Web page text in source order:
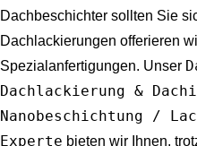
Dachbeschichter sollten Sie
Dachlackierungen offerieren
Spezialanfertigungen. Unser
Dachlackierung &
Nanobeschichtung /
Experte bieten wir Ihnen,